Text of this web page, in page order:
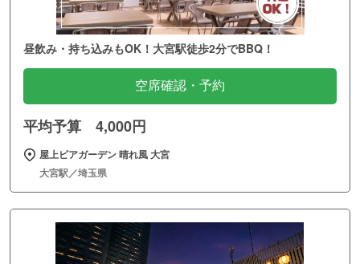
昼飲み・持ち込みもOK！大宮駅徒歩2分でBBQ！
空席確認・予約
平均予算 4,000円
屋上ビアガーデン 晴れ風 大宮
大宮駅／埼玉県